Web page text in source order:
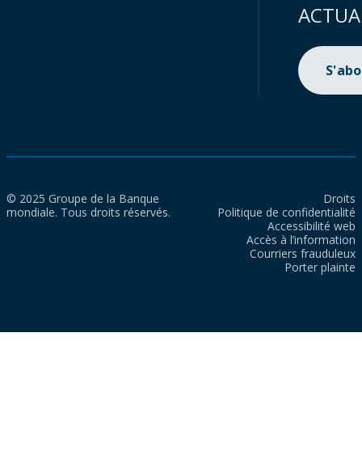
© 2025 Groupe de la Banque
mondiale. Tous droits réservés.
Droits
Politique de confidentialité
Accessibilité web
Accès à l’information
Courriers frauduleux
Porter plainte